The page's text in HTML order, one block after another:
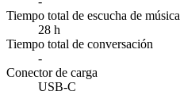
Tiempo total de escucha de música
28 h
Tiempo total de conversación
-
Conector de carga
USB-C